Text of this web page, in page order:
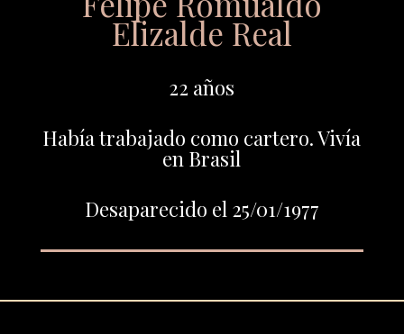
Elizalde Real
22 años
Había trabajado como cartero. Vivía
en Brasil
Desaparecido el 25/01/1977